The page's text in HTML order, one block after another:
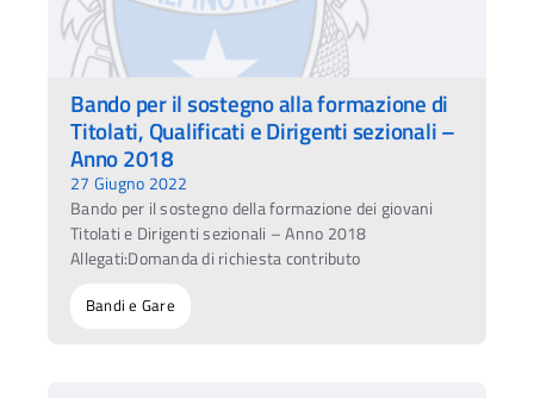
Bando per il sostegno alla formazione di
Titolati, Qualificati e Dirigenti sezionali –
Anno 2018
27 Giugno 2022
Bando per il sostegno della formazione dei giovani
Titolati e Dirigenti sezionali – Anno 2018
Allegati:Domanda di richiesta contributo
Bandi e Gare